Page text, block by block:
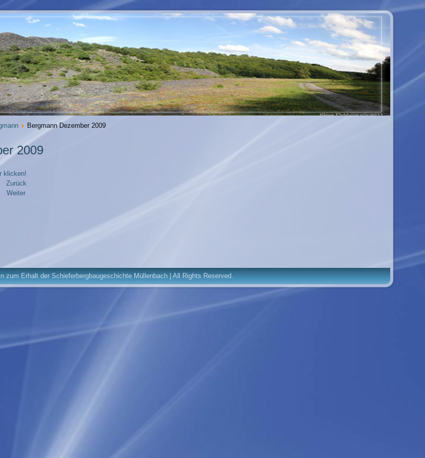
Bergmann Dezember 2009
2009
klicken!
Zurück
Weiter
zum Erhalt der Schieferbergbaugeschichte Müllenbach | All Rights Reserved.